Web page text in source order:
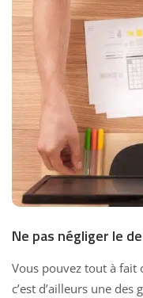
Ne pas négliger le
Vous pouvez tout à
c’est d’ailleurs une